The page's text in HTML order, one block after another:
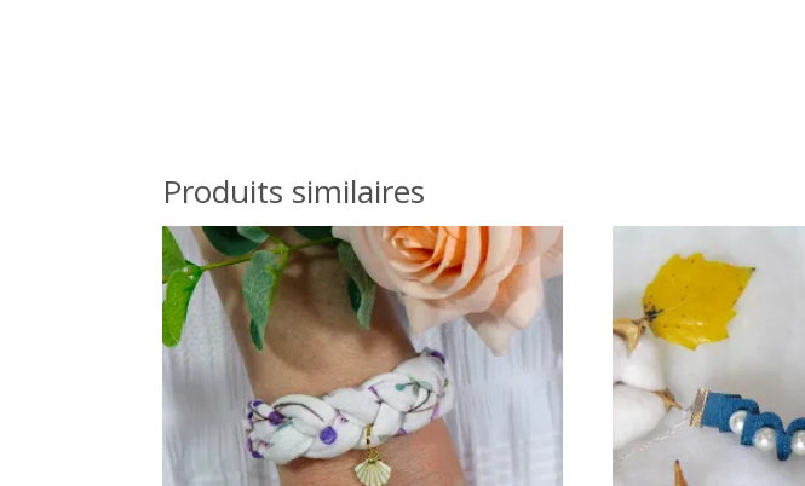
Produits similaires